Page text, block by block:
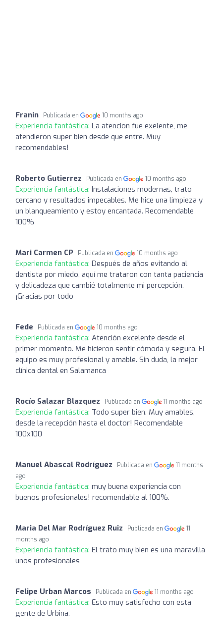
Franin Publicada en 10 months ago
Experiencia fantástica: La atencion fue exelente, me
atendieron super bien desde que entre. Muy
recomendables!
Roberto Gutierrez Publicada en 10 months ago
Experiencia fantástica: Instalaciones modernas, trato
cercano y resultados impecables. Me hice una limpieza y
un blanqueamiento y estoy encantada. Recomendable
100%
Mari Carmen CP Publicada en 10 months ago
Experiencia fantástica: Después de años evitando al
dentista por miedo, aquí me trataron con tanta paciencia
y delicadeza que cambié totalmente mi percepción.
¡Gracias por todo
Fede Publicada en 10 months ago
Experiencia fantástica: Atención excelente desde el
primer momento. Me hicieron sentir cómoda y segura. El
equipo es muy profesional y amable. Sin duda, la mejor
clínica dental en Salamanca
Rocío Salazar Blazquez Publicada en 11 months ago
Experiencia fantástica: Todo super bien. Muy amables,
desde la recepción hasta el doctor! Recomendable
100x100
Manuel Abascal Rodríguez Publicada en
11 months
ago
Experiencia fantástica: muy buena experiencia con
buenos profesionales! recomendable al 100%.
Maria Del Mar Rodríguez Ruiz Publicada en
11
months ago
Experiencia fantástica: El trato muy bien es una maravilla
unos profesionales
Felipe Urban Marcos Publicada en 11 months ago
Experiencia fantástica: Esto muy satisfecho con esta
gente de Urbina.